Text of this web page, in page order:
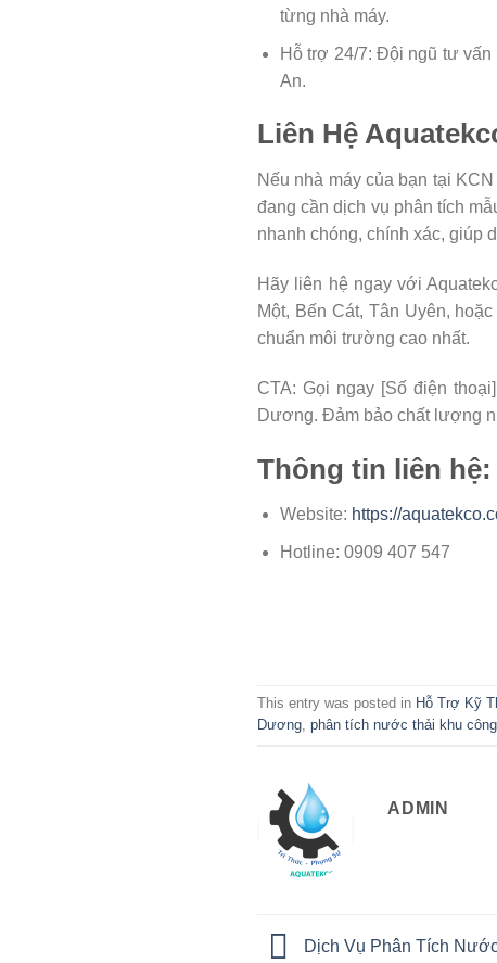
từng nhà máy.
Hỗ trợ 24/7: Đội ngũ tư
An.
Liên Hệ
Nếu nhà máy của bạn tại
đang cần dịch vụ phân tích
nhanh chóng, chính xác, giúp
Hãy liên hệ ngay với
Một, Bến Cát, Tân Uyên,
chuẩn môi trường cao nhất.
CTA: Gọi ngay [Số điện
Dương. Đảm bảo chất lượng
Thông tin liên hệ:
Website: https://
Hotline: 0909 407 547
This entry was posted in Hỗ Trợ Kỹ
Dương, phân tích nước thải khu
ADMIN
Dịch Vụ Phân Tích